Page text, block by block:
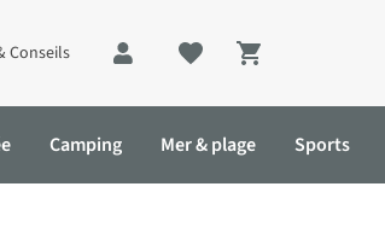
Conseils
Shopping cart
Camping Mer & plage Sports